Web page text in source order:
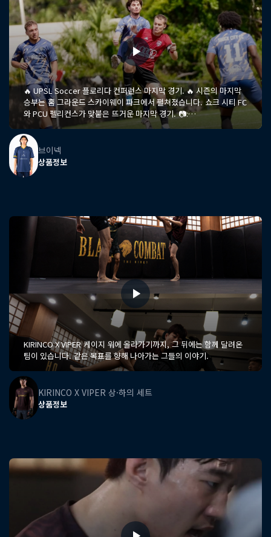
🔥 UPSL Soccer 플로리다 컨퍼런스 마지막 경기. 🔥 시즌의 마지막
승부는 홈 그라운드 스카이웨이 파크에서 펼쳐졌습니다. 쇼크 시티 FC
와 PCU 펠리컨스가 맞붙은 뜨거운 마지막 경기. 📷:
@hhraephotography
브이넥
상품정보
KIRINCO X VIPER 케이지 위에 올라가기까지, 그 뒤에는 함께 달려온
팀이 있습니다. 같은 목표를 향해 나아가는 그들의 이야기.
KIRINCO X VIPER 상·하의 세트
상품정보